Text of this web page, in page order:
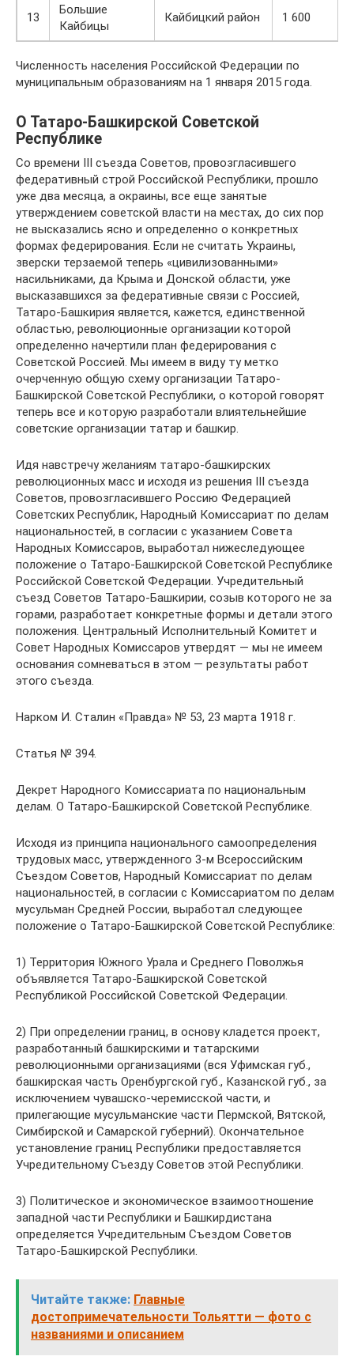
13
Большие
Кайбицы
Кайбицкий район 1 600
Численность населения Российской Федерации по
муниципальным образованиям на 1 января 2015 года.
О Татаро-Башкирской Советской
Республике
Со времени III съезда Советов, провозгласившего
федеративный строй Российской Республики, прошло
уже два месяца, а окраины, все еще занятые
утверждением советской власти на местах, до сих пор
не высказались ясно и определенно о конкретных
формах федерирования. Если не считать Украины,
зверски терзаемой теперь «цивилизованными»
насильниками, да Крыма и Донской области, уже
высказавшихся за федеративные связи с Россией,
Татаро-Башкирия является, кажется, единственной
областью, революционные организации которой
определенно начертили план федерирования с
Советской Россией. Мы имеем в виду ту метко
очерченную общую схему организации Татаро-
Башкирской Советской Республики, о которой говорят
теперь все и которую разработали влиятельнейшие
советские организации татар и башкир.
Идя навстречу желаниям татаро-башкирских
революционных масс и исходя из решения III съезда
Советов, провозгласившего Россию Федерацией
Советских Республик, Народный Комиссариат по делам
национальностей, в согласии с указанием Совета
Народных Комиссаров, выработал нижеследующее
положение о Татаро-Башкирской Советской Республике
Российской Советской Федерации. Учредительный
съезд Советов Татаро-Башкирии, созыв которого не за
горами, разработает конкретные формы и детали этого
положения. Центральный Исполнительный Комитет и
Совет Народных Комиссаров утвердят — мы не имеем
основания сомневаться в этом — результаты работ
этого съезда.
Нарком И. Сталин «Правда» № 53, 23 марта 1918 г.
Статья № 394.
Декрет Народного Комиссариата по национальным
делам. О Татаро-Башкирской Советской Республике.
Исходя из принципа национального самоопределения
трудовых масс, утвержденного 3-м Всероссийским
Съездом Советов, Народный Комиссариат по делам
национальностей, в согласии с Комиссариатом по делам
мусульман Средней России, выработал следующее
положение о Татаро-Башкирской Советской Республике:
1) Территория Южного Урала и Среднего Поволжья
объявляется Татаро-Башкирской Советской
Республикой Российской Советской Федерации.
2) При определении границ, в основу кладется проект,
разработанный башкирскими и татарскими
революционными организациями (вся Уфимская губ.,
башкирская часть Оренбургской губ., Казанской губ., за
исключением чувашско-черемисской части, и
прилегающие мусульманские части Пермской, Вятской,
Симбирской и Самарской губерний). Окончательное
установление границ Республики предоставляется
Учредительному Съезду Советов этой Республики.
3) Политическое и экономическое взаимоотношение
западной части Республики и Башкирдистана
определяется Учредительным Съездом Советов
Татаро-Башкирской Республики.
Читайте также: Главные
достопримечательности Тольятти — фото с
названиями и описанием